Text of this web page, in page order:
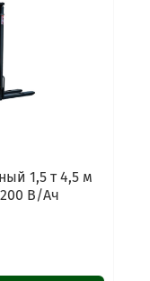
1,5 т 4,5 м
200 В/Ач